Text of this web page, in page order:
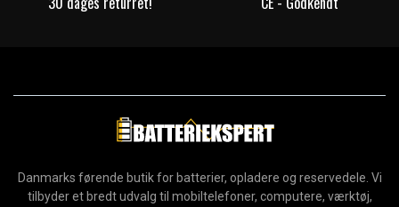
Danmarks førende butik for batterier, opladere og reservedele. Vi
tilbyder et bredt udvalg til mobiltelefoner, computere, værktøj,